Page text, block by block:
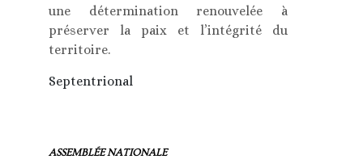
une détermination renouvelée à
préserver la paix et l’intégrité du
territoire.
Septentrional
ASSEMBLÉE NATIONALE